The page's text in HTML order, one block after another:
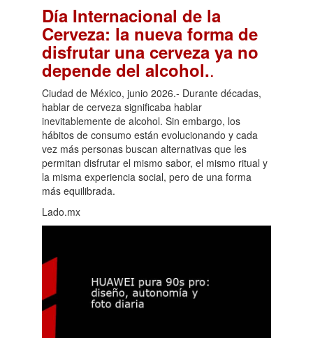
Día Internacional de la
Cerveza: la nueva forma de
disfrutar una cerveza ya no
depende del alcohol..
Ciudad de México, junio 2026.- Durante décadas,
hablar de cerveza significaba hablar
inevitablemente de alcohol. Sin embargo, los
hábitos de consumo están evolucionando y cada
vez más personas buscan alternativas que les
permitan disfrutar el mismo sabor, el mismo ritual y
la misma experiencia social, pero de una forma
más equilibrada.
Lado.mx